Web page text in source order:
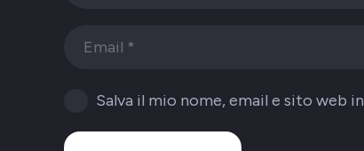
Salva il mio nome, email e sito web